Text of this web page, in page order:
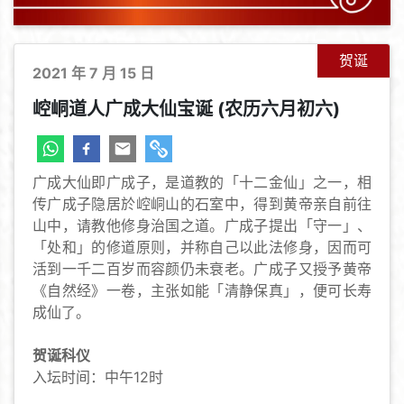
贺诞
2021 年 7 月 15 日
崆峒道人广成大仙宝诞 (农历六月初六)
广成大仙即广成子，是道教的「十二金仙」之一，相
传广成子隐居於崆峒山的石室中，得到黄帝亲自前往
山中，请教他修身治国之道。广成子提出「守一」、
「处和」的修道原则，并称自己以此法修身，因而可
活到一千二百岁而容颜仍未衰老。广成子又授予黄帝
《自然经》一卷，主张如能「清静保真」，便可长寿
成仙了。
贺诞科仪
入坛时间：中午12时